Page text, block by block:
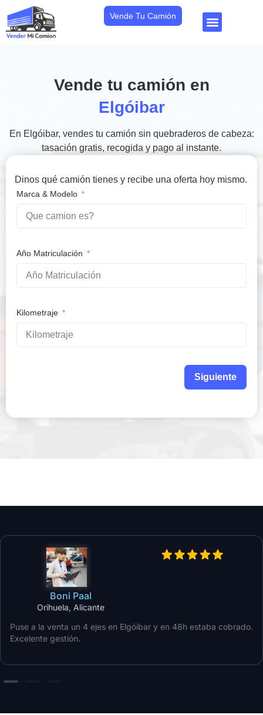
Vende Tu Camión
Vende tu camión en
Elgóibar
En Elgóibar, vendes tu camión sin quebraderos de cabeza:
tasación gratis, recogida y pago al instante.
Dinos qué camión tienes y recibe una oferta hoy mismo.
Marca & Modelo
Año Matriculación
Kilometraje
Siguiente
Boni Paal
Orihuela, Alicante
Puse a la venta un 4 ejes en Elgóibar y en 48h estaba cobrado.
Excelente gestión.